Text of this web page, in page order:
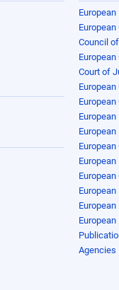
European
Council
Court of
European
European
Agencies